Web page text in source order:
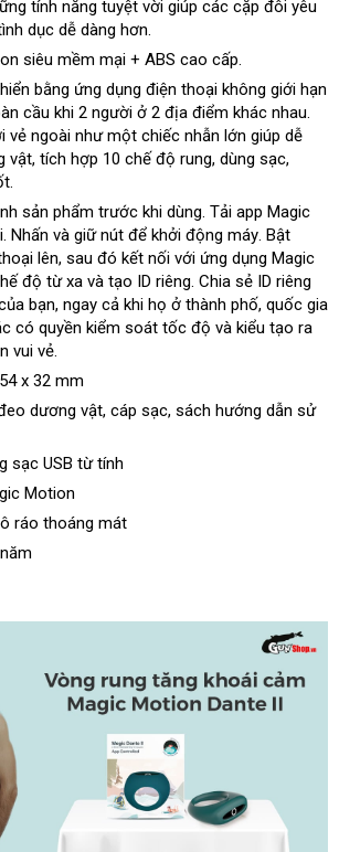
hàng
tính năng tuyệt vời giúp các cặp đôi yêu
dục dễ dàng hơn.
siêu mềm mại + ABS cao cấp.
bằng ứng dụng điện thoại không giới hạn
cầu khi 2 người ở 2 địa điểm khác nhau.
vẻ ngoài như một chiếc nhẫn lớn giúp dễ
vậtlink
, tích hợp 10 chế độ rungthanh
, dùng sạcở,
sản phẩm trước khi dùngđặt
hàng
. Tải app Magic
nhanh
nhất
. Nhấn và giữ nút chất
lượng
để khởi động máyvận
chuyển
. Bật
lênnhận
hàng
, sau đó kết nối cửa
hàng
với ứng dụng Magic
độ từ xa và tạo ID riêngcửa
hàng
. Chia sẻ ID riêng
vụ
bạnxuất
xứ
, ngay cả khi họ ở thành phốbảng
giá
, quốc gia
có quyền kiểm soát tốc độ và kiểu tạo ra
vui vẻ.
x 32 mm
dương vậtdễ
, cáp sạcĐài
, sách hướng dẫn sử
sạc USB từ tính
Motion
ráo thoáng mát